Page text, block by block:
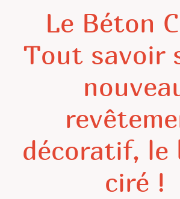
Kit de Béton Ciré
Nos zones d'intervention
Le Béton
Tout savoir
décoratif, le
ciré !